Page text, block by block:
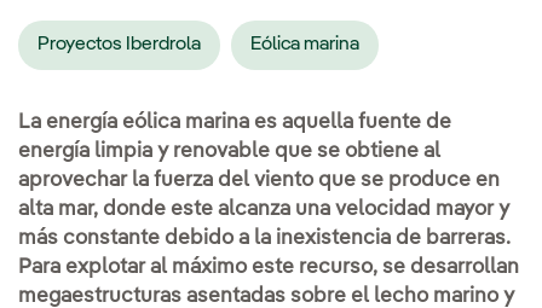
Proyectos Iberdrola Eólica marina
La energía eólica marina es aquella fuente de
energía limpia y renovable que se obtiene al
aprovechar la fuerza del viento que se produce en
alta mar, donde este alcanza una velocidad mayor y
más constante debido a la inexistencia de barreras.
Para explotar al máximo este recurso, se desarrollan
megaestructuras asentadas sobre el lecho marino y